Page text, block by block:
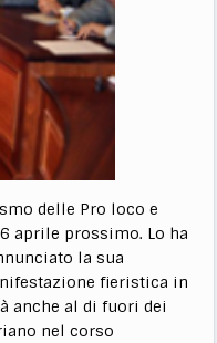
delle Pro loco e
aprile prossimo. Lo ha
la sua
fieristica in
anche al di fuori dei
nel corso